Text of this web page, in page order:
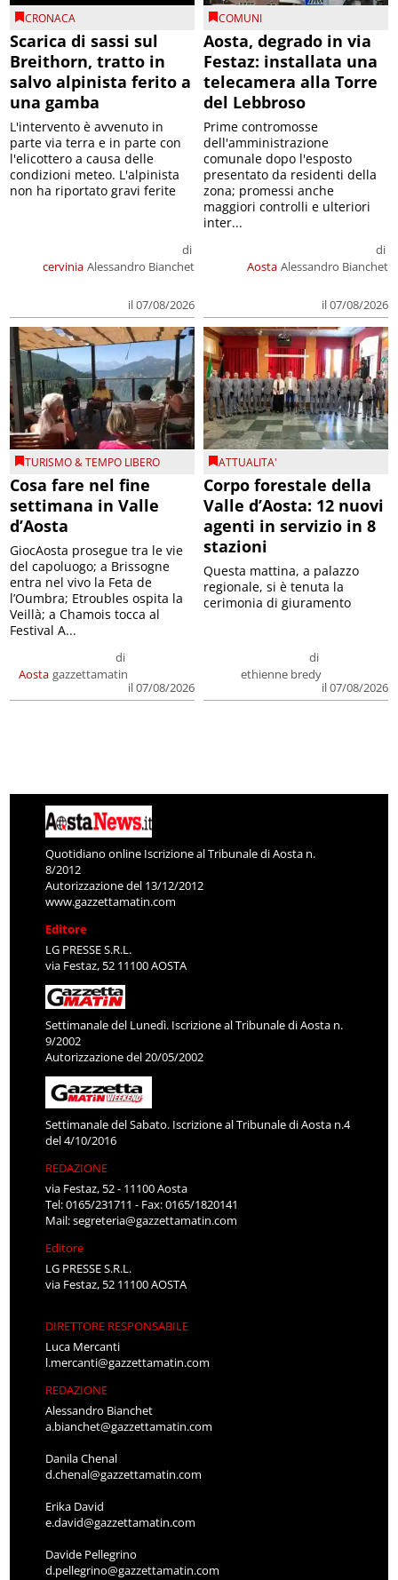
CRONACA
Scarica di sassi sul
Breithorn, tratto in
salvo alpinista ferito a
una gamba
cervinia
di
Alessandro Bianchet
il 07/08/2026
L'intervento è avvenuto in
parte via terra e in parte con
l'elicottero a causa delle
condizioni meteo. L'alpinista
non ha riportato gravi ferite
COMUNI
Aosta, degrado in via
Festaz: installata una
telecamera alla Torre
del Lebbroso
Aosta
di
Alessandro Bianchet
il 07/08/2026
Prime contromosse
dell'amministrazione
comunale dopo l'esposto
presentato da residenti della
zona; promessi anche
maggiori controlli e ulteriori
inter...
TURISMO & TEMPO LIBERO
Cosa fare nel fine
settimana in Valle
d’Aosta
Aosta
di
gazzettamatin
il 07/08/2026
GiocAosta prosegue tra le vie
del capoluogo; a Brissogne
entra nel vivo la Feta de
l’Oumbra; Etroubles ospita la
Veillà; a Chamois tocca al
Festival A...
ATTUALITA'
Corpo forestale della
Valle d’Aosta: 12 nuovi
agenti in servizio in 8
stazioni
di
ethienne bredy
il 07/08/2026
Questa mattina, a palazzo
regionale, si è tenuta la
cerimonia di giuramento
Quotidiano online Iscrizione al Tribunale di Aosta n.
8/2012
Autorizzazione del 13/12/2012
www.gazzettamatin.com
Editore
LG PRESSE S.R.L.
via Festaz, 52 11100 AOSTA
Settimanale del Lunedì. Iscrizione al Tribunale di Aosta n.
9/2002
Autorizzazione del 20/05/2002
Settimanale del Sabato. Iscrizione al Tribunale di Aosta n.4
del 4/10/2016
REDAZIONE
via Festaz, 52 - 11100 Aosta
Tel: 0165/231711 - Fax: 0165/1820141
Mail:segreteria@gazzettamatin.com
Editore
LG PRESSE S.R.L.
via Festaz, 52 11100 AOSTA
DIRETTORE RESPONSABILE
Luca Mercanti
l.mercanti@gazzettamatin.com
REDAZIONE
Alessandro Bianchet
a.bianchet@gazzettamatin.com
Danila Chenal
d.chenal@gazzettamatin.com
Erika David
e.david@gazzettamatin.com
Davide Pellegrino
d.pellegrino@gazzettamatin.com